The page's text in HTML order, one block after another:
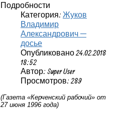
Подробности
Категория: Жуков
Владимир
Александрович —
досье
Опубликовано 24.02.2018
18:52
Автор: Super User
Просмотров: 289
(Газета «Керченский рабочий» от
27 июня 1996 года)